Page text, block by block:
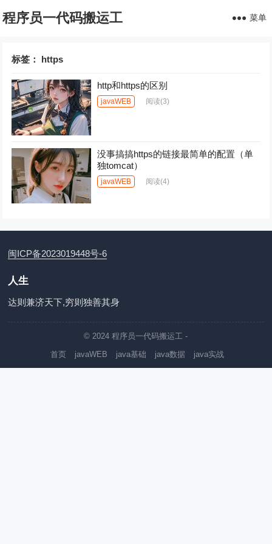
程序员一代码搬运工 菜单
标签： https
http和https的区别
javaWEB 阅读(3)
没事搞搞https的链接最简单的配置（单
独tomcat）
javaWEB 阅读(4)
闽ICP备2023019448号-6
人生
达则兼济天下,穷则独善其身
© 2024程序员一代码搬运工 -
首页
javaWEB java基础 java数据 java实战